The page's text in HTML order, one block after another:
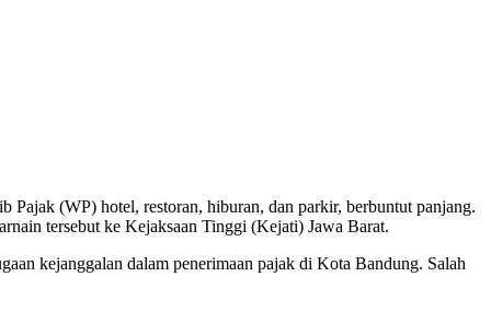
(WP) hotel, restoran, hiburan, dan parkir, berbuntut panjang.
tersebut ke Kejaksaan Tinggi (Kejati) Jawa Barat.
kejanggalan dalam penerimaan pajak di Kota Bandung. Salah